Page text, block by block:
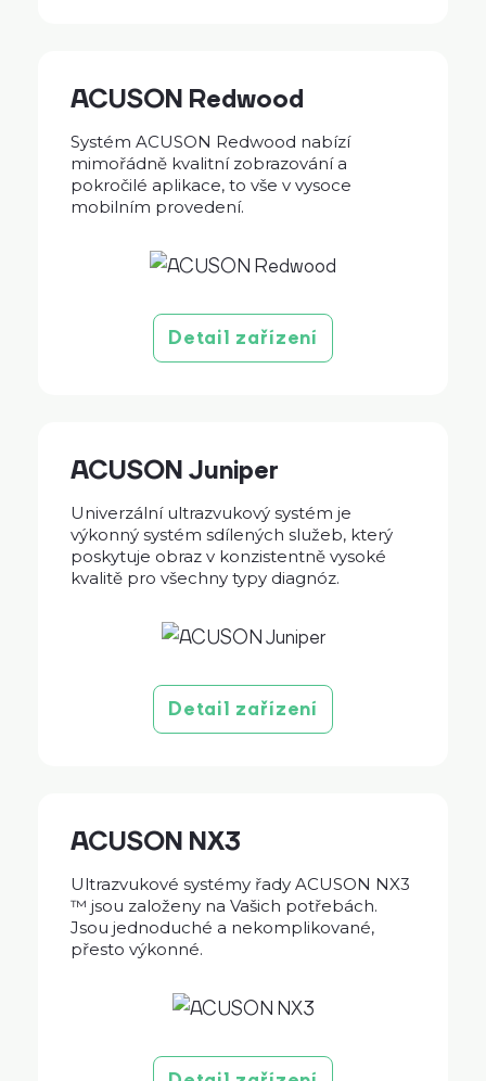
ACUSON Redwood
Systém ACUSON Redwood nabízí
mimořádně kvalitní zobrazování a
pokročilé aplikace, to vše v vysoce
mobilním provedení.
Detail zařízení
ACUSON Juniper
Univerzální ultrazvukový systém je
výkonný systém sdílených služeb, který
poskytuje obraz v konzistentně vysoké
kvalitě pro všechny typy diagnóz.
Detail zařízení
ACUSON NX3
Ultrazvukové systémy řady ACUSON NX3
™ jsou založeny na Vašich potřebách.
Jsou jednoduché a nekomplikované,
přesto výkonné.